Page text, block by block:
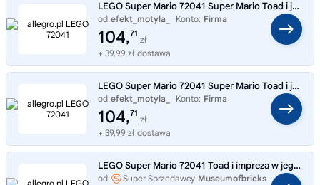
LEGO Super Mario 72041 Super Mario Toad i jego przyjęcie domowe
od efekt_motyla_ Konto: Firma
104,71
zł
+ 39,99 zł dostawa
LEGO Super Mario 72041 Super Mario Toad i jego przyjęcie domowe
od efekt_motyla_ Konto: Firma
104,71
zł
+ 39,99 zł dostawa
LEGO Super Mario 72041 Toad i impreza w jego domku
od Super Sprzedawcy Museumofbricks